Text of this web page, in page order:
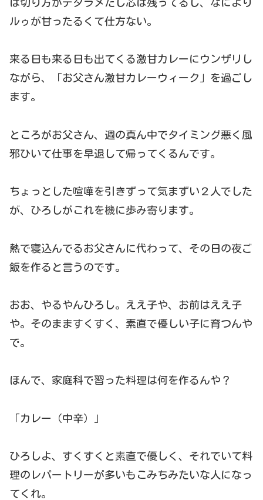
は切り方がデタラメだし芯は残ってるし、なにより
ルゥが甘ったるくて仕方ない。
来る日も来る日も出てくる激甘カレーにウンザリし
ながら、「お父さん激甘カレーウィーク」を過ごし
ます。
ところがお父さん、週の真ん中でタイミング悪く風
邪ひいて仕事を早退して帰ってくるんです。
ちょっとした喧嘩を引きずって気まずい２人でした
が、ひろしがこれを機に歩み寄ります。
熱で寝込んでるお父さんに代わって、その日の夜ご
飯を作ると言うのです。
おお、やるやんひろし。ええ子や、お前はええ子
や。そのまますくすく、素直で優しい子に育つんや
で。
ほんで、家庭科で習った料理は何を作るんや？
「カレー（中辛）」
ひろしよ、すくすくと素直で優しく、それでいて料
理のレパートリーが多いもこみちみたいな人になっ
てくれ。